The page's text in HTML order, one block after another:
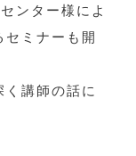
ンター様によ
ミナーも開
講師の話に